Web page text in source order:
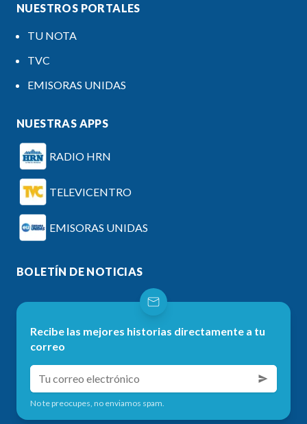
NUESTROS PORTALES
TU NOTA
TVC
EMISORAS UNIDAS
NUESTRAS APPS
RADIO HRN
TELEVICENTRO
EMISORAS UNIDAS
BOLETÍN DE NOTICIAS
Recibe las mejores historias directamente a tu
correo
No te preocupes, no enviamos spam.